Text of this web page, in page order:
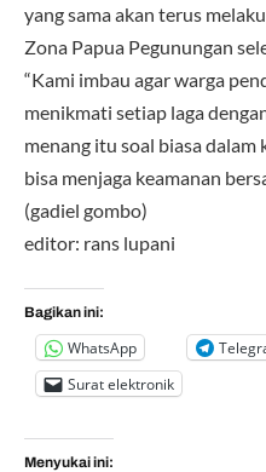
yang sama akan terus
Zona Papua Pegunungan
“Kami imbau agar warga
menikmati setiap laga
menang itu soal biasa
bisa menjaga keamanan
(gadiel gombo)
editor: rans lupani
Bagikan ini:
WhatsApp
Surat elektronik
Menyukai ini: